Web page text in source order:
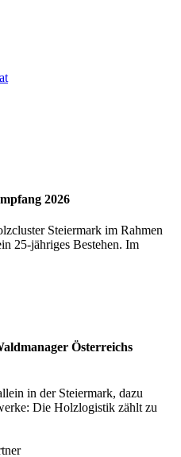
2026
Steiermark im Rahmen
25-jähriges Bestehen. Im
Österreichs
in der Steiermark, dazu
Die Holzlogistik zählt zu